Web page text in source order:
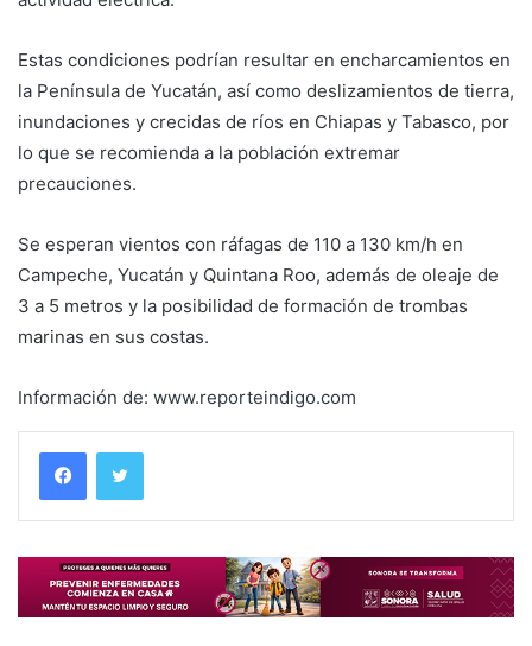
Estas condiciones podrían resultar en encharcamientos en
la Península de Yucatán, así como deslizamientos de tierra,
inundaciones y crecidas de ríos en Chiapas y Tabasco, por
lo que se recomienda a la población extremar
precauciones.
Se esperan vientos con ráfagas de 110 a 130 km/h en
Campeche, Yucatán y Quintana Roo, además de oleaje de
3 a 5 metros y la posibilidad de formación de trombas
marinas en sus costas.
Información de: www.reporteindigo.com